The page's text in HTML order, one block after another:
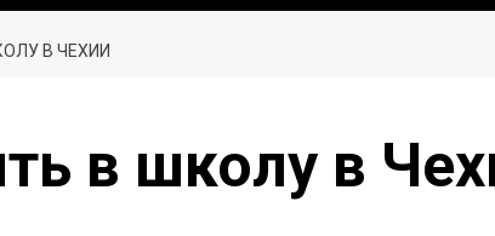
В ЧЕХИИ
в школу в